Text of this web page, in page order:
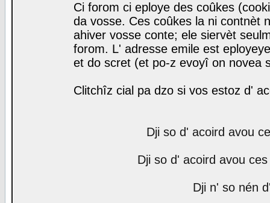
Ci forom ci eploye des coûkes
da vosse. Ces coûkes la ni contnèt
ahiver vosse conte; ele siervèt
forom. L' adresse emile est
et do scret (et po-z evoyî on novea
Clitchîz cial pa dzo si vos estoz d'
Dji so d' acoird avou
Dji so d' acoird avou
Dji n' so nén